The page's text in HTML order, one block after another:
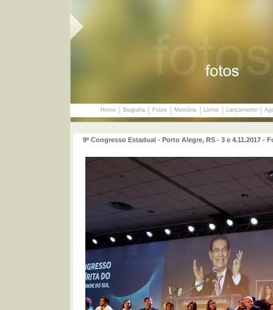
Home Biografia Fotos Memória Livros Lançamento
9º Congresso Estadual - Porto Alegre, RS - 3 e 4.11.2017 -